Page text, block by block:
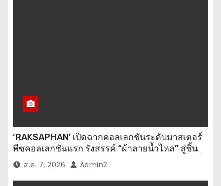
‘RAKSAPHAN’ เปิดฉากคอลเลกชันระดับมาสเตอร์
พีซคอลเลกชันแรก รังสรรค์ “ผ้าลายน้ำไหล” สู่ชิ้น
งานศิลปะสะสมสุดลิมิเต็ด ถ่ายทอดภูมิปัญญาท้องถิ่น
สู่สุนทรียภาพระดับสากล
ส.ค. 7, 2026 Admin2